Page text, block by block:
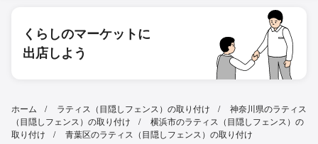
くらしのマーケットに
出店しよう
ホーム ラティス（目隠しフェンス）の取り付け
神奈川県のラティス
（目隠しフェンス）の取り付け
横浜市のラティス（目隠しフェンス）の
取り付け
青葉区のラティス（目隠しフェンス）の取り付け